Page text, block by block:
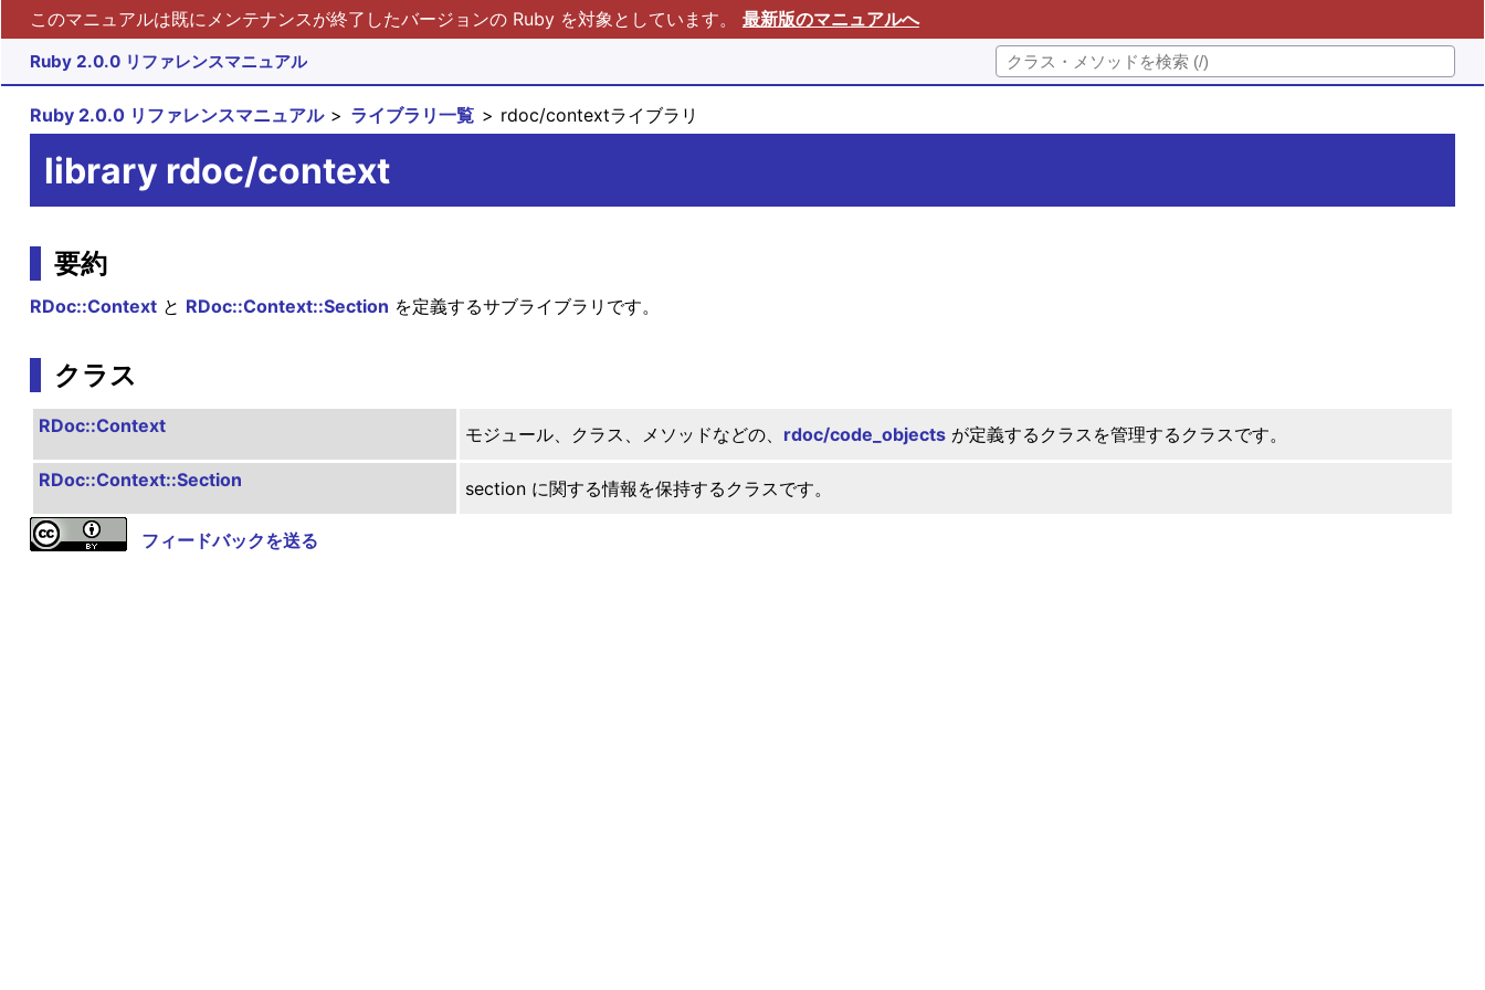
このマニュアルは既にメンテナンスが終了したバージョンの Ruby を対象としています。 最新版のマニュアルへ
Ruby 2.0.0 リファレンスマニュアル
Ruby 2.0.0 リファレンスマニュアル ライブラリ一覧 rdoc/contextライブラリ
library rdoc/context
要約
RDoc::Contextと RDoc::Context::Section を定義するサブライブラリです。
クラス
RDoc::Context モジュール、クラス、メソッドなどの、 rdoc/code_objectsが定義するクラスを管理するクラスです。
RDoc::Context::Section section に関する情報を保持するクラスです。
フィードバックを送る